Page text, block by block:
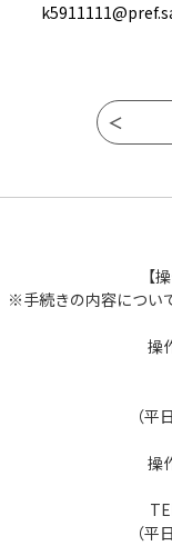
【
※手続きの内容につい
操
（平
操
（平